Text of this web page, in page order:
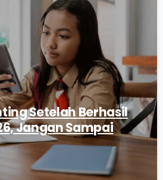
Setelah Berhasil
Jangan Sampai